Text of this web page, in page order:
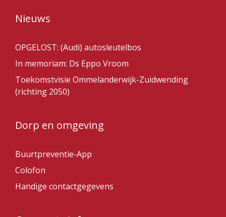
Nieuws
OPGELOST: (Audi) autosleutelbos
In memoriam: Ds Eppo Vroom
Toekomstvisie Ommelanderwijk-Zuidwending
(richting 2050)
Dorp en omgeving
Buurtpreventie-App
Colofon
Handige contactgegevens